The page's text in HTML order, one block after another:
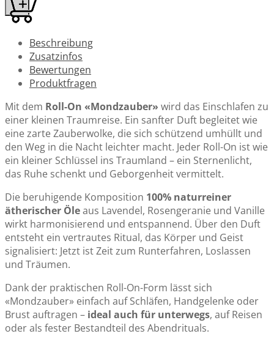
Beschreibung
Zusatzinfos
Bewertungen
Produktfragen
Mit dem Roll-On «Mondzauber» wird das Einschlafen zu
einer kleinen Traumreise. Ein sanfter Duft begleitet wie
eine zarte Zauberwolke, die sich schützend umhüllt und
den Weg in die Nacht leichter macht. Jeder Roll-On ist wie
ein kleiner Schlüssel ins Traumland – ein Sternenlicht,
das Ruhe schenkt und Geborgenheit vermittelt.
Die beruhigende Komposition 100% naturreiner
ätherischer Öleaus Lavendel, Rosengeranie und Vanille
wirkt harmonisierend und entspannend. Über den Duft
entsteht ein vertrautes Ritual, das Körper und Geist
signalisiert: Jetzt ist Zeit zum Runterfahren, Loslassen
und Träumen.
Dank der praktischen Roll-On-Form lässt sich
«Mondzauber» einfach auf Schläfen, Handgelenke oder
Brust auftragen – ideal auch für unterwegs, auf Reisen
oder als fester Bestandteil des Abendrituals.